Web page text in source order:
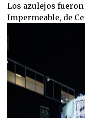
Los azulejos
Impermeable, de